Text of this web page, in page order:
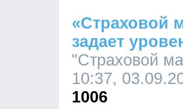
«Страховой
задает
"Страховой
10:37,
1006